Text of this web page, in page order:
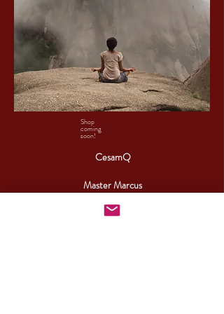
Shop
coming
soon!
CesamQ
Master Marcus